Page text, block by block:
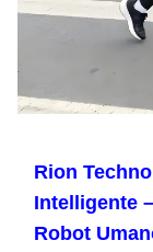
Rion
Intelligente
Robot